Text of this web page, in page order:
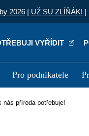
2026 | UŽ SU ZLÍŇÁK! |
VYŘÍDIT
Pro podnikatele
nás příroda potřebuje!